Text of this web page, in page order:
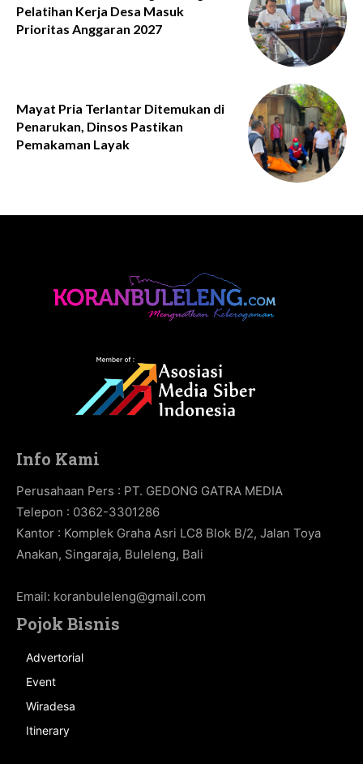
Pelatihan Kerja Desa Masuk
Prioritas Anggaran 2027
Mayat Pria Terlantar Ditemukan di
Penarukan, Dinsos Pastikan
Pemakaman Layak
Info Kami
Perusahaan Pers : PT. GEDONG GATRA MEDIA
Telepon : 0362-3301286
Kantor : Komplek Graha Asri LC8 Blok B/2, Jalan Toya
Anakan, Singaraja, Buleleng, Bali
Email: koranbuleleng@gmail.com
Pojok Bisnis
Advertorial
Event
Wiradesa
Itinerary